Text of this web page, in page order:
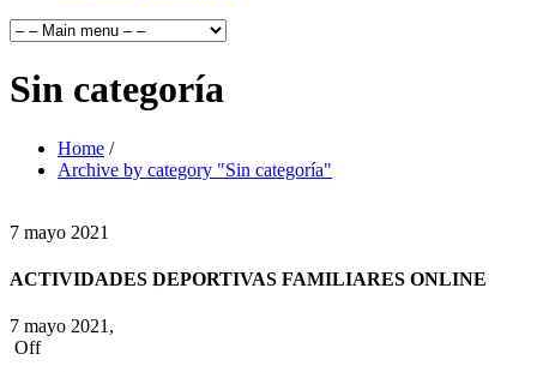
Sin categoría
Home /
Archive by category "Sin categoría"
7 mayo 2021
ACTIVIDADES DEPORTIVAS FAMILIARES ONLINE
7 mayo 2021,
Off